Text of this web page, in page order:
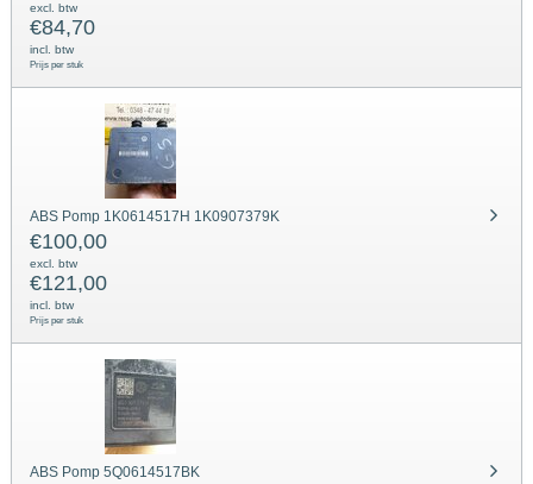
excl. btw
€84,70
incl. btw
Prijs per stuk
ABS Pomp 1K0614517H 1K0907379K
€100,00
excl. btw
€121,00
incl. btw
Prijs per stuk
ABS Pomp 5Q0614517BK